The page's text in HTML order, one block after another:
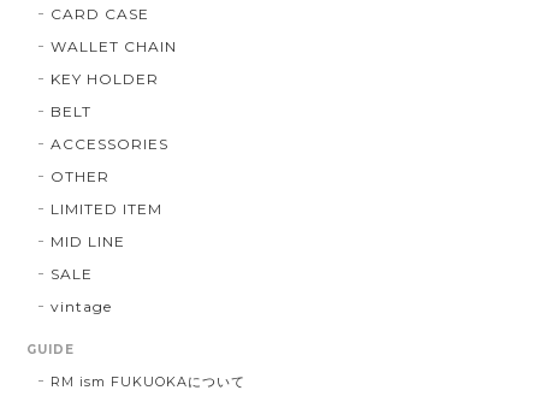
CARD CASE
WALLET CHAIN
KEY HOLDER
BELT
ACCESSORIES
OTHER
LIMITED ITEM
MID LINE
SALE
vintage
GUIDE
RM ism FUKUOKAについて